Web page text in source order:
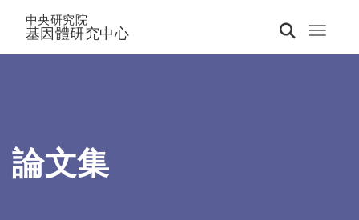
Toggle
中央研究院
基因體研究中心
論文集